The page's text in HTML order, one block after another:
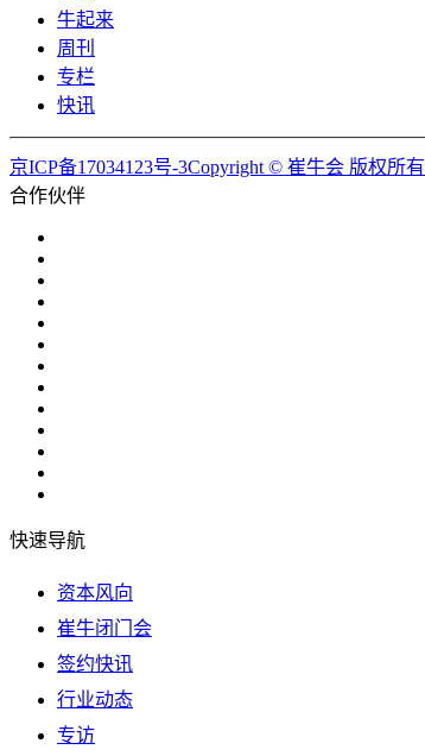
牛起来
周刊
专栏
快讯
京ICP备17034123号-3Copyright © 崔牛会 版权所有
合作伙伴
快速导航
资本风向
崔牛闭门会
签约快讯
行业动态
专访